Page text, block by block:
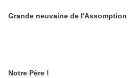
Grande neuvaine de l'Assomption
Notre Père !